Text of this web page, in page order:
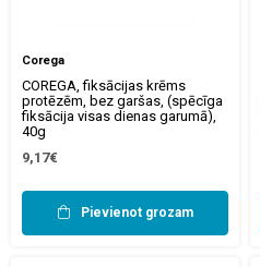
Corega
COREGA, fiksācijas krēms
protēzēm, bez garšas, (spēcīga
fiksācija visas dienas garumā),
40g
9,17€
Pievienot grozam